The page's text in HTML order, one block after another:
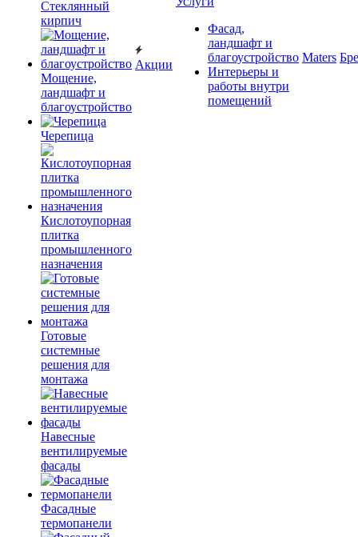
Cтеклянный
кирпич
Мощение,
ландшафт и
благоустройство
Черепица
Кислотоупорная
плитка
промышленного
назначения
Готовые
системные
решения для
монтажа
Навесные
вентилируемые
фасады
Фасадные
термопанели
Акции
Фасад,
ландшафт и
благоустройство
Интерьеры и
работы внутри
помещений
Maters